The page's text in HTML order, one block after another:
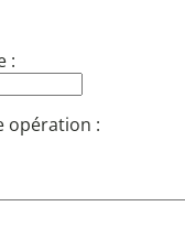
:
opération :